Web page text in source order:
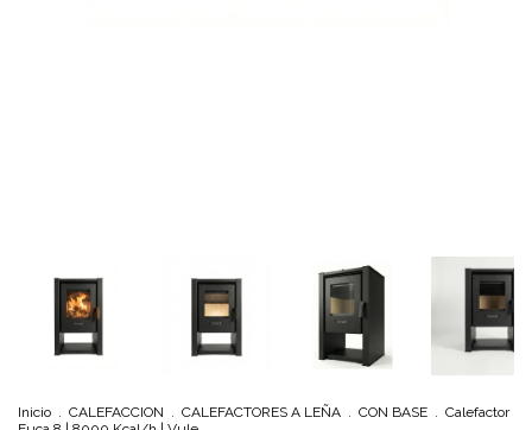
Inicio . CALEFACCION . CALEFACTORES A LEÑA . CON BASE . Calefactor